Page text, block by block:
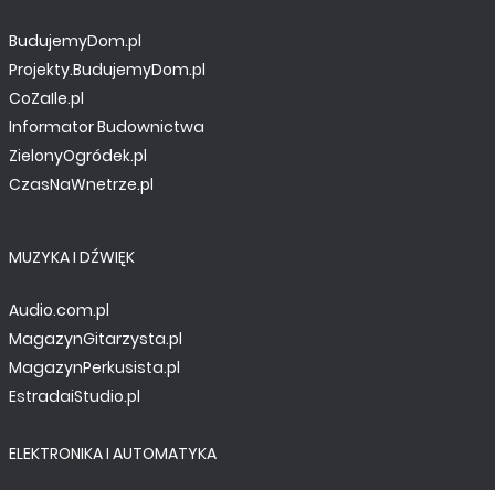
MINIPROJEKTY
Miniaturowa ładowarka akumulatorów Li-Po typu
18650
BudujemyDom.pl
Projekty.BudujemyDom.pl
CoZaIle.pl
Informator Budownictwa
ZielonyOgródek.pl
CzasNaWnetrze.pl
MUZYKA I DŹWIĘK
Audio.com.pl
MagazynGitarzysta.pl
MagazynPerkusista.pl
EstradaiStudio.pl
ELEKTRONIKA I AUTOMATYKA